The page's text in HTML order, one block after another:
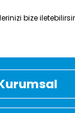
bize